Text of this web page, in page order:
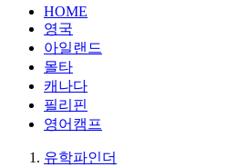
HOME
영국
아일랜드
몰타
캐나다
필리핀
영어캠프
유학파인더